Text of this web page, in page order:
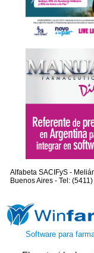
Alfabeta SACIFyS -
Buenos Aires - Tel:
Software para